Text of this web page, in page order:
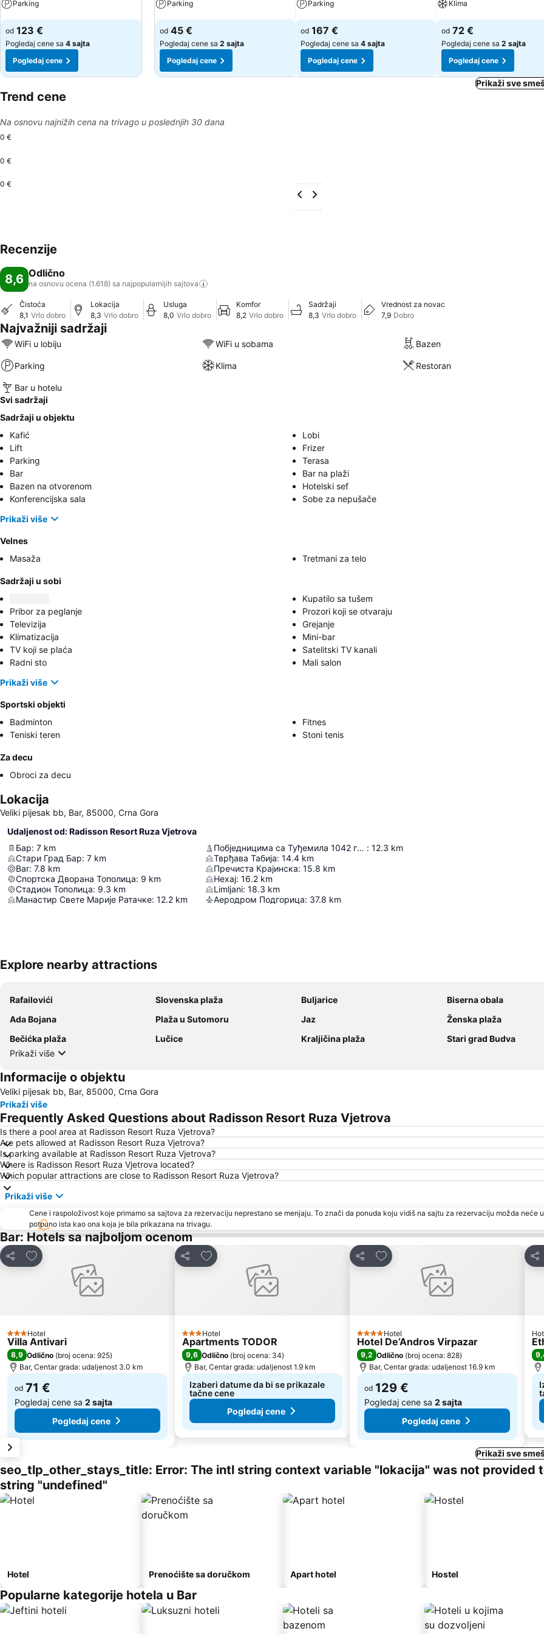
Parking
Pogledaj cene
od 123 €
Pogledaj cene sa 4 sajta
Pogledaj cene
Parking
Pogledaj cene
od 45 €
Pogledaj cene sa 2 sajta
Pogledaj cene
Parking
Pogledaj cene
od 167 €
Pogledaj cene sa 4 sajta
Pogledaj cene
Klima
Pogledaj cene
od 72 €
Pogledaj cene sa 2 sajta
Pogledaj cene
Prikaži sve
Trend cene
Na osnovu najnižih cena na trivago u poslednjih 30 dana
0 €
0 €
0 €
Recenzije
8,6 Odlično
na osnovu ocena (1.618) sa najpopularnijih sajtova
Čistoća
8,1 Vrlo dobro
Lokacija
8,3 Vrlo dobro
Usluga
8,0 Vrlo dobro
Komfor
8,2 Vrlo dobro
Sadržaji
8,3 Vrlo dobro
Vrednost za novac
7,9 Dobro
Najvažniji sadržaji
WiFi u lobiju WiFi u sobama Bazen
Parking Klima Restoran
Bar u hotelu
Svi sadržaji
Sadržaji u objektu
Kafić
Lobi
Lift
Frizer
Parking
Terasa
Bar
Bar na plaži
Bazen na otvorenom
Hotelski sef
Konferencijska sala
Sobe za nepušače
Prikaži više
Velnes
Masaža
Tretmani za telo
Sadržaji u sobi
Kupatilo sa tušem
Pribor za peglanje
Prozori koji se otvaraju
Televizija
Grejanje
Klimatizacija
Mini-bar
TV koji se plaća
Satelitski TV kanali
Radni sto
Mali salon
Prikaži više
Sportski objekti
Badminton
Fitnes
Teniski teren
Stoni tenis
Za decu
Obroci za decu
Lokacija
Veliki pijesak bb, Bar, 85000, Crna Gora
Udaljenost od: Radisson Resort Ruza Vjetrova
Бар: 7 km
Стари Град Бар: 7 km
Bar: 7.8 km
Спортска Дворана Тополица: 9 km
Стадион Тополица: 9.3 km
Манастир Свете Марије Ратачке: 12.2 km
Побједницима са Туђемила 1042 године : 12.3 km
Тврђава Табија: 14.4 km
Пречиста Крајинска: 15.8 km
Нехај: 16.2 km
Limljani: 18.3 km
Аеродром Подгорица: 37.8 km
Explore nearby attractions
Rafailovići Slovenska plaža Buljarice
Biserna obala
Ada Bojana
Plaža u Sutomoru Jaz
Ženska plaža
Bečićka plaža
Lučice Kraljičina plaža
Stari grad Budva
Prikaži više
Informacije o objektu
Veliki pijesak bb, Bar, 85000, Crna Gora
Prikaži više
Frequently Asked Questions about Radisson Resort Ruza Vjetrova
Is there a pool area at Radisson Resort Ruza Vjetrova?
Are pets allowed at Radisson Resort Ruza Vjetrova?
Is parking available at Radisson Resort Ruza Vjetrova?
Where is Radisson Resort Ruza Vjetrova located?
Which popular attractions are close to Radisson Resort Ruza Vjetrova?
Prikaži više
Cene i raspoloživost koje primamo sa sajtova za rezervaciju neprestano se menjaju. To znači da ponuda koju vidiš na sajtu za rezervaciju možda neće
potpuno ista kao ona koja je bila prikazana na trivagu.
Bar: Hotels sa najboljom ocenom
Deli
Dodati u favorite
3 Zvezdice
Hotel
Villa Antivari
8,9 Odlično (broj ocena: 925)
Bar, Centar grada: udaljenost 3.0 km
od 71 €
Pogledaj cene sa 2 sajta
Pogledaj cene
Deli
Dodati u favorite
3 Zvezdice
Hotel
Apartments TODOR
9,6 Odlično (broj ocena: 34)
Bar, Centar grada: udaljenost 1.9 km
Izaberi datume da bi se prikazale
tačne cene
Pogledaj cene
Deli
Dodati u favorite
4 Zvezdice
Hotel
Hotel De‘Andros Virpazar
9,2 Odlično (broj ocena: 828)
Bar, Centar grada: udaljenost 16.9 km
od 129 €
Pogledaj cene sa 2 sajta
Pogledaj cene
Deli
Prikaži sve
seo_tlp_other_stays_title: Error: The intl string context variable "lokacija" was not provided
string "undefined"
Hotel Prenoćište sa doručkom Apart hotel Hostel
Popularne kategorije hotela u Bar